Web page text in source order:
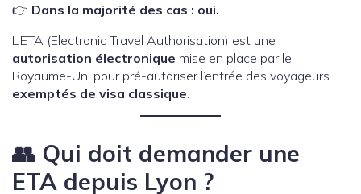
👉 Dans la majorité des cas : oui.
L’ETA (Electronic Travel Authorisation) est une
autorisation électronique mise en place par le
Royaume-Uni pour pré-autoriser l’entrée des voyageurs
exemptés de visa classique
👥 Qui doit demander une
ETA depuis Lyon ?